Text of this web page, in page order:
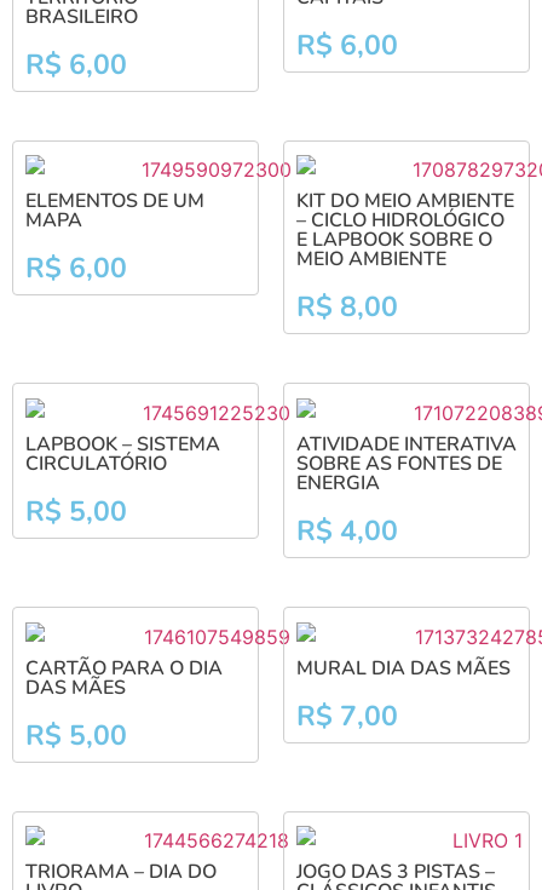
BRASILEIRO
R$ 6,00
R$ 6,00
ELEMENTOS DE UM
MAPA
R$ 6,00
KIT DO MEIO AMBIENTE
– CICLO HIDROLÓGICO
E LAPBOOK SOBRE O
MEIO AMBIENTE
R$ 8,00
LAPBOOK – SISTEMA
CIRCULATÓRIO
R$ 5,00
ATIVIDADE INTERATIVA
SOBRE AS FONTES DE
ENERGIA
R$ 4,00
CARTÃO PARA O DIA
DAS MÃES
R$ 5,00
MURAL DIA DAS MÃES
R$ 7,00
TRIORAMA – DIA DO JOGO DAS 3 PISTAS –